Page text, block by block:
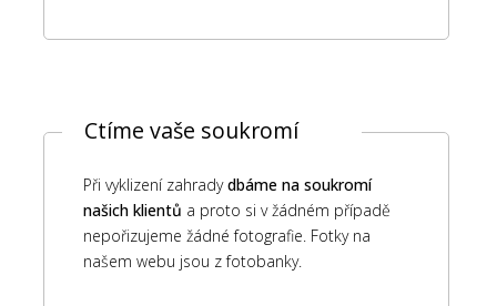
Ctíme vaše soukromí
Při vyklizení zahradydbáme na soukromí
našich klientů a proto si v žádném případě
nepořizujeme žádné fotografie. Fotky na
našem webu jsou z fotobanky.